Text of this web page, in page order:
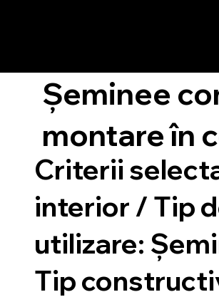
Criterii
interior / Tip
utilizare:
Tip
Șeminee
montare în